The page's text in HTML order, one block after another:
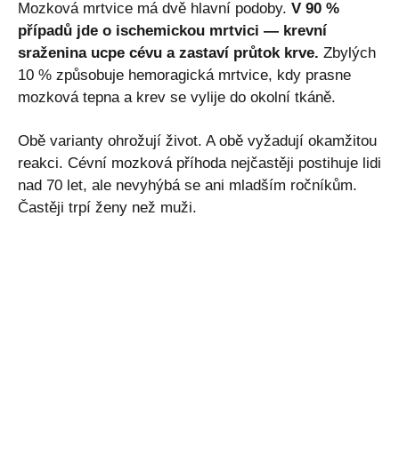
Mozková mrtvice má dvě hlavní podoby. V 90 %
případů jde o ischemickou mrtvici — krevní
sraženina ucpe cévu a zastaví průtok krve. Zbylých
10 % způsobuje hemoragická mrtvice, kdy prasne
mozková tepna a krev se vylije do okolní tkáně.
Obě varianty ohrožují život. A obě vyžadují okamžitou
reakci. Cévní mozková příhoda nejčastěji postihuje lidi
nad 70 let, ale nevyhýbá se ani mladším ročníkům.
Častěji trpí ženy než muži.